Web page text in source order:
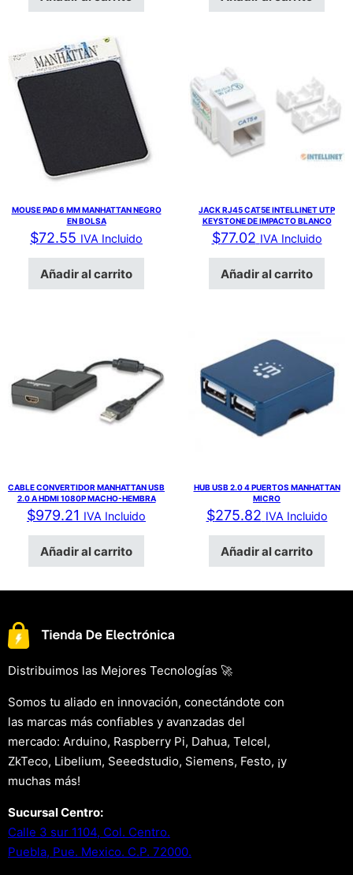
MOUSE PAD 6 MM MANHATTAN NEGRO
EN BOLSA
$72.55 IVA Incluido
Añadir al carrito
JACK RJ45 CAT5E INTELLINET UTP
KEYSTONE DE IMPACTO BLANCO
$77.02 IVA Incluido
Añadir al carrito
CABLE CONVERTIDOR MANHATTAN USB
2.0 A HDMI 1080P MACHO-HEMBRA
$979.21 IVA Incluido
Añadir al carrito
HUB USB 2.0 4 PUERTOS MANHATTAN
MICRO
$275.82 IVA Incluido
Añadir al carrito
Distribuimos las Mejores Tecnologías 🚀
Somos tu aliado en innovación, conectándote con
las marcas más confiables y avanzadas del
mercado: Arduino, Raspberry Pi, Dahua, Telcel,
ZkTeco, Libelium, Seeedstudio, Siemens, Festo, ¡y
muchas más!
Sucursal Centro:
Calle 3 sur 1104, Col. Centro.
Puebla, Pue. Mexico. C.P. 72000.